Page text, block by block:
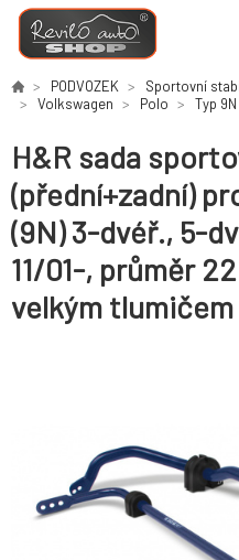
PODVOZEK Sportovní
Volkswagen
Polo Typ
H&R sada
(přední+zadní)
(9N) 3-dvéř., 5-
11/01-, průměr
velkým